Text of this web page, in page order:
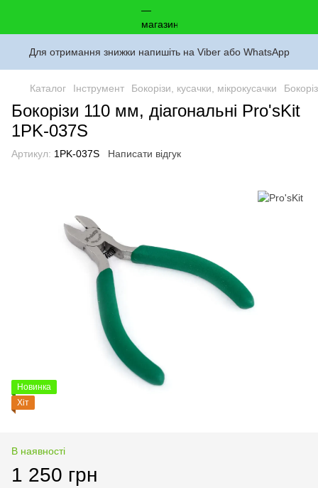
Для отримання знижки напишіть на Viber або WhatsApp
Каталог Інструмент Бокорізи, кусачки, мікрокусачки
Бокорізи 110 мм, діагональні Pro'sKit
1PK-037S
Артикул: 1PK-037S Написати відгук
Новинка
Хіт
В наявності
1 250 грн